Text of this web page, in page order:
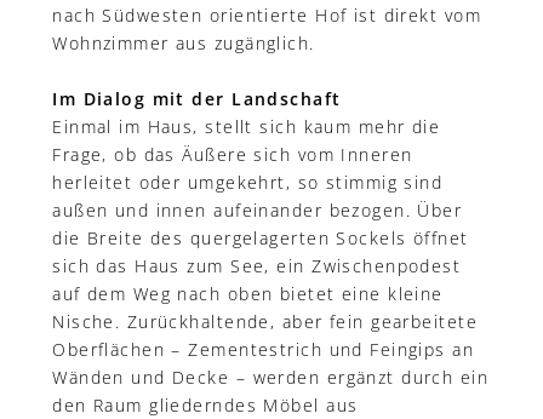
nach Südwesten orientierte Hof ist direkt vom
Wohnzimmer aus zugänglich.
Im Dialog mit der Landschaft
Einmal im Haus, stellt sich kaum mehr die
Frage, ob das Äußere sich vom Inneren
herleitet oder umgekehrt, so stimmig sind
außen und innen aufeinander bezogen. Über
die Breite des quergelagerten Sockels öffnet
sich das Haus zum See, ein Zwischenpodest
auf dem Weg nach oben bietet eine kleine
Nische. Zurückhaltende, aber fein gearbeitete
Oberflächen – Zementestrich und Feingips an
Wänden und Decke – werden ergänzt durch ein
den Raum gliederndes Möbel aus